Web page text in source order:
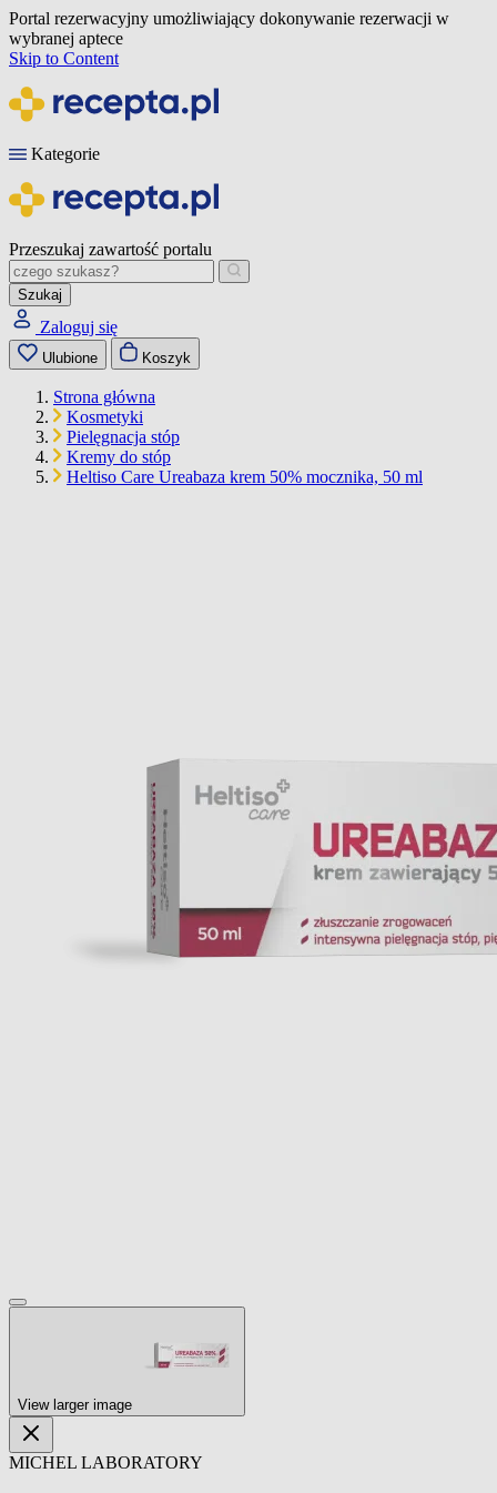
Portal rezerwacyjny umożliwiający dokonywanie rezerwacji w
wybranej aptece
Skip to Content
Kategorie
Przeszukaj zawartość portalu
Szukaj
Zaloguj się
Ulubione Koszyk
Strona główna
Kosmetyki
Pielęgnacja stóp
Kremy do stóp
Heltiso Care Ureabaza krem 50% mocznika, 50 ml
View larger image
MICHEL LABORATORY